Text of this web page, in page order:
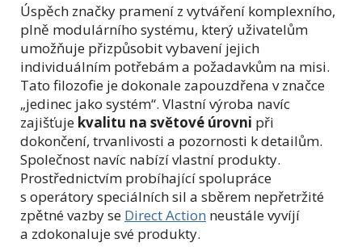
Úspěch značky pramení z vytváření komplexního,
plně modulárního systému, který uživatelům
umožňuje přizpůsobit vybavení jejich
individuálním potřebám a požadavkům na misi.
Tato filozofie je dokonale zapouzdřena v značce
„jedinec jako systém“. Vlastní výroba navíc
zajišťuje kvalitu na světové úrovni při
dokončení, trvanlivosti a pozornosti k detailům.
Společnost navíc nabízí vlastní produkty.
Prostřednictvím probíhající spolupráce
s operátory speciálních sil a sběrem nepřetržité
zpětné vazby se Direct Action neustále vyvíjí
a zdokonaluje své produkty.